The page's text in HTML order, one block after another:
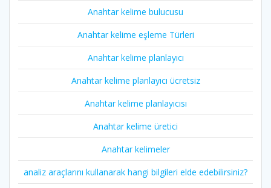
Anahtar kelime bulucusu
Anahtar kelime eşleme Türleri
Anahtar kelime planlayıcı
Anahtar kelime planlayıcı ücretsiz
Anahtar kelime planlayıcısı
Anahtar kelime üretici
Anahtar kelimeler
analiz araçlarını kullanarak hangi bilgileri elde edebilirsiniz?